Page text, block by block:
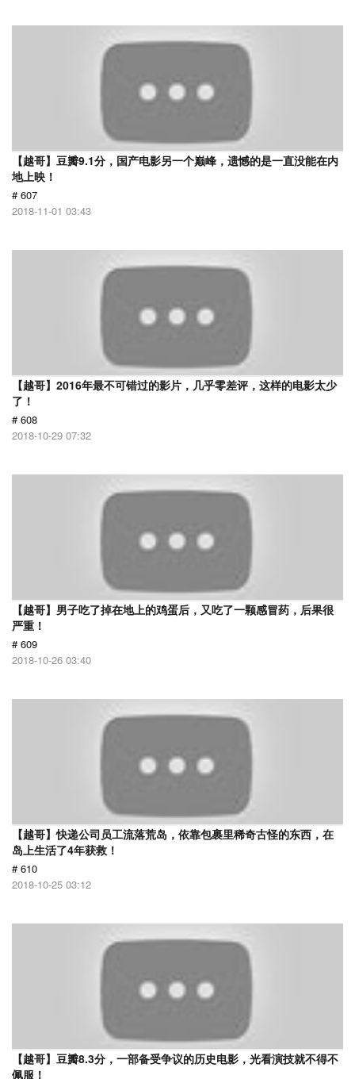
【越哥】豆瓣9.1分，国产电影另一个巅峰，遗憾的是一直没能在内
地上映！
# 607
2018-11-01 03:43
【越哥】2016年最不可错过的影片，几乎零差评，这样的电影太少
了！
# 608
2018-10-29 07:32
【越哥】男子吃了掉在地上的鸡蛋后，又吃了一颗感冒药，后果很
严重！
# 609
2018-10-26 03:40
【越哥】快递公司员工流落荒岛，依靠包裹里稀奇古怪的东西，在
岛上生活了4年获救！
# 610
2018-10-25 03:12
【越哥】豆瓣8.3分，一部备受争议的历史电影，光看演技就不得不
佩服！